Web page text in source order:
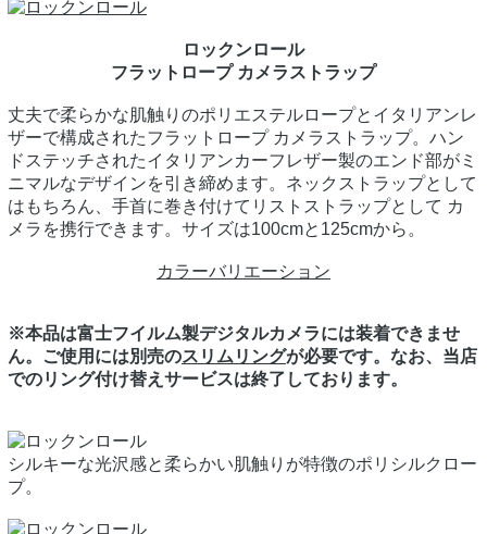
ロックンロール
フラットロープ カメラストラップ
丈夫で柔らかな肌触りのポリエステルロープとイタリアンレ
ザーで構成されたフラットロープ カメラストラップ。ハン
ドステッチされたイタリアンカーフレザー製のエンド部がミ
ニマルなデザインを引き締めます。ネックストラップとして
はもちろん、手首に巻き付けてリストストラップとして カ
メラを携行できます。サイズは100cmと125cmから。
カラーバリエーション
※本品は富士フイルム製デジタルカメラには装着できませ
ん。ご使用には別売のスリムリングが必要です。なお、当店
でのリング付け替えサービスは終了しております。
シルキーな光沢感と柔らかい肌触りが特徴のポリシルクロー
プ。